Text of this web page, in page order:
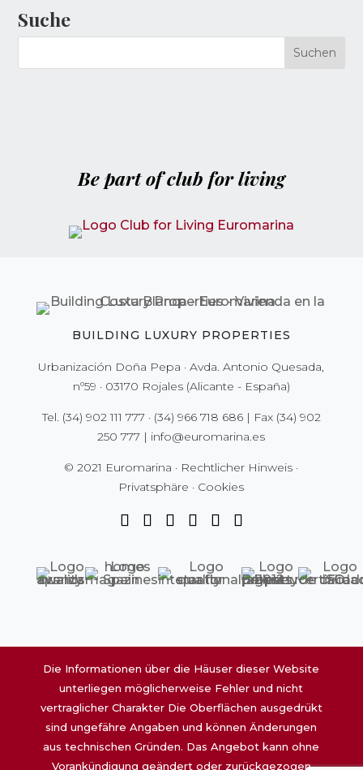
Suche
Be part of club for living
BUILDING LUXURY PROPERTIES
Urbanización Doña Pepa · Avda. Antonio Quesada,
nº59 · 03170 Rojales (Alicante - España)
Tel. (34) 902 111 777 · (34) 966 718 686| Fax (34) 902
250 777 | info@euromarina.es
© 2021 Euromarina · Rechtlicher Hinweis ·
Privatsphäre · Cookies
Die Informationen über die Häuser dieser Website
unterliegen möglicherweise Fehler und nicht
vertraglicher Charakter Die Oberflächen ausgedrükt
sind ungefähre Angaben und können Änderungen
aus technischen Gründen. Das Angebot kann ohne
Vorankündigung geändert oder zurückgezogen